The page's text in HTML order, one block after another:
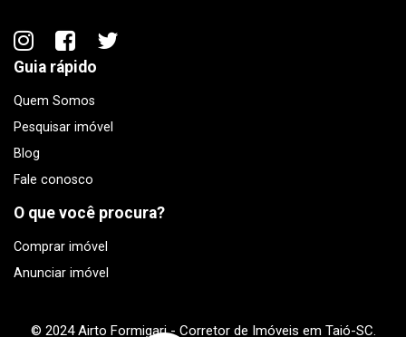
Guia rápido
Quem Somos
Pesquisar imóvel
Blog
Fale conosco
O que você procura?
Comprar imóvel
Anunciar imóvel
© 2024 Airto Formigari - Corretor de Imóveis em Taió-SC.